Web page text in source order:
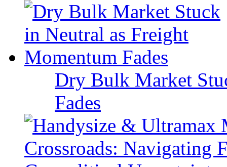
Dry Bulk Market
Fades